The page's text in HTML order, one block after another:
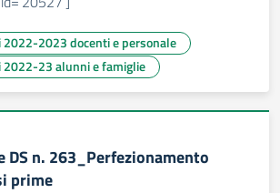
2022-2023 docenti e personale
2022-23 alunni e famiglie
DS n. 263_Perfezionamento
prime